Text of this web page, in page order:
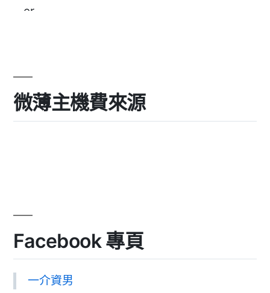
微薄主機費來源
Facebook 專頁
一介資男